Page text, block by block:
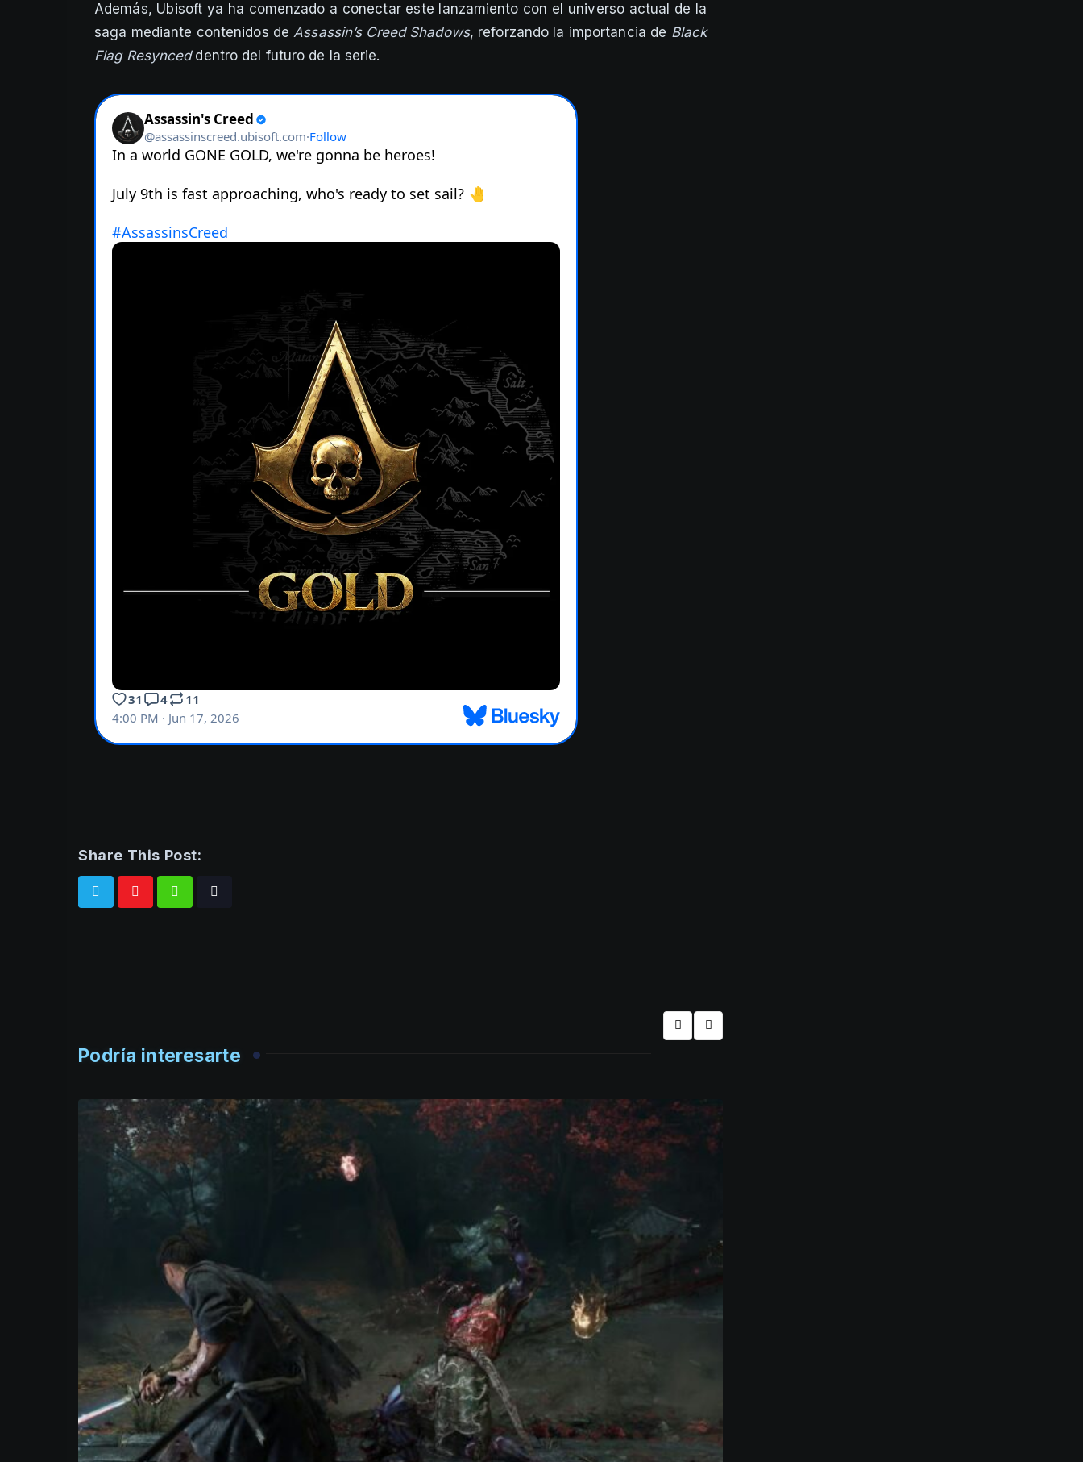
Además, Ubisoft ya ha comenzado a conectar este lanzamiento con el universo actual de la
saga mediante contenidos deAssassin’s Creed Shadows, reforzando la importancia de Black
Flag Resynceddentro del futuro de la serie.
Share This Post:
WhatsappTiktok
Podría interesarte